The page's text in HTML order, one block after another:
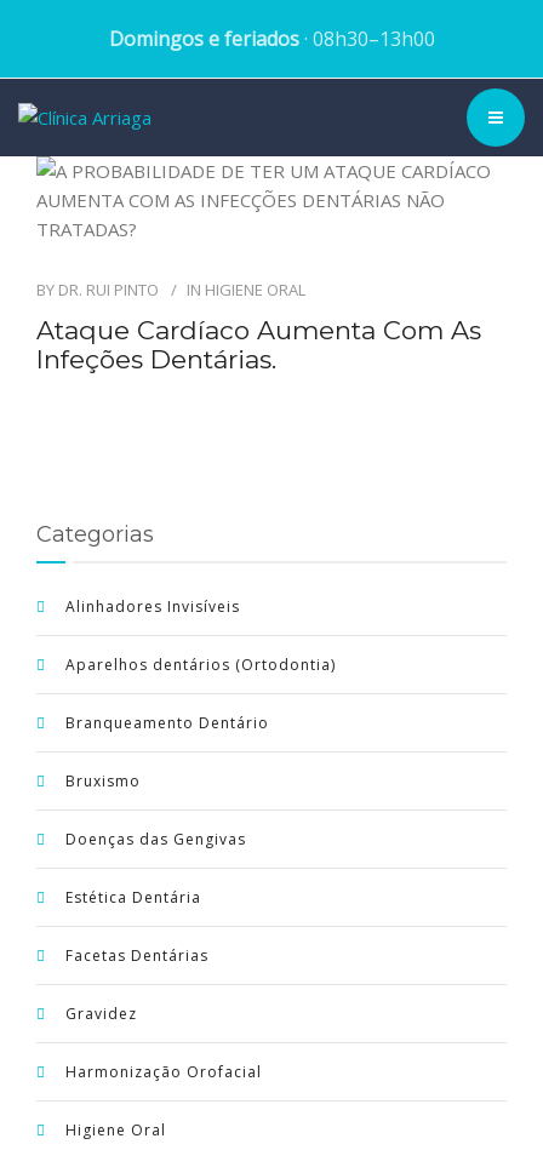
Domingos e feriados· 08h30–13h00
TRATAMENTOS
MARCAR CONSULTA
PORTUGUÊS
BY DR. RUI PINTO IN HIGIENE ORAL
Ataque Cardíaco Aumenta Com As
Infeções Dentárias.
Categorias
Alinhadores Invisíveis
Aparelhos dentários (Ortodontia)
Branqueamento Dentário
Bruxismo
Doenças das Gengivas
Estética Dentária
Facetas Dentárias
Gravidez
Harmonização Orofacial
Higiene Oral